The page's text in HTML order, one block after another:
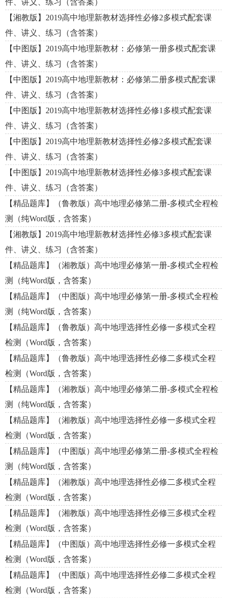
件、讲义、练习（含答案）
【湘教版】2019高中地理新教材选择性必修2多模式配套课
件、讲义、练习（含答案）
【中图版】2019高中地理新教材：必修第一册多模式配套课
件、讲义、练习（含答案）
【中图版】2019高中地理新教材：必修第二册多模式配套课
件、讲义、练习（含答案）
【中图版】2019高中地理新教材选择性必修1多模式配套课
件、讲义、练习（含答案）
【中图版】2019高中地理新教材选择性必修2多模式配套课
件、讲义、练习（含答案）
【中图版】2019高中地理新教材选择性必修3多模式配套课
件、讲义、练习（含答案）
【精品题库】（鲁教版）高中地理必修第二册-多模式全程检
测（纯Word版，含答案）
【湘教版】2019高中地理新教材选择性必修3多模式配套课
件、讲义、练习（含答案）
【精品题库】（湘教版）高中地理必修第一册-多模式全程检
测（纯Word版，含答案）
【精品题库】（中图版）高中地理必修第一册-多模式全程检
测（纯Word版，含答案）
【精品题库】（鲁教版）高中地理选择性必修一多模式全程
检测（Word版，含答案）
【精品题库】（鲁教版）高中地理选择性必修二多模式全程
检测（Word版，含答案）
【精品题库】（湘教版）高中地理必修第二册-多模式全程检
测（纯Word版，含答案）
【精品题库】（湘教版）高中地理选择性必修一多模式全程
检测（Word版，含答案）
【精品题库】（中图版）高中地理必修第二册-多模式全程检
测（纯Word版，含答案）
【精品题库】（湘教版）高中地理选择性必修二多模式全程
检测（Word版，含答案）
【精品题库】（湘教版）高中地理选择性必修三多模式全程
检测（Word版，含答案）
【精品题库】（中图版）高中地理选择性必修一多模式全程
检测（Word版，含答案）
【精品题库】（中图版）高中地理选择性必修二多模式全程
检测（Word版，含答案）